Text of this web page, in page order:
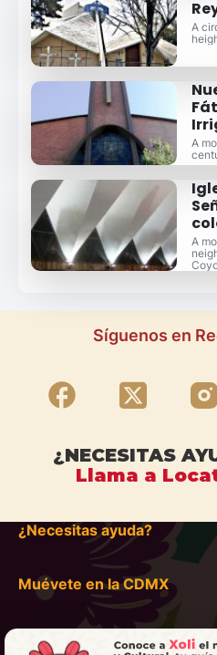
A
A
A
Síguenos en
¿NECESITAS
Llama a
¿Necesitas ayuda?
Muévete en la CDMX